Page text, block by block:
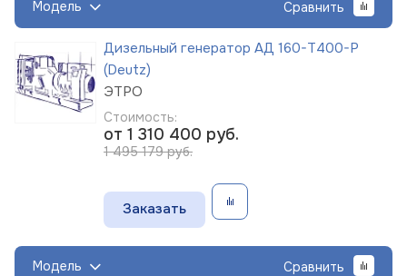
Модель Сравнить
Дизельный генератор АД 160-Т400-Р
(Deutz)
ЭТРО
Стоимость:
от 1 310 400 руб.
1 495 179 руб.
Заказать
Модель Сравнить